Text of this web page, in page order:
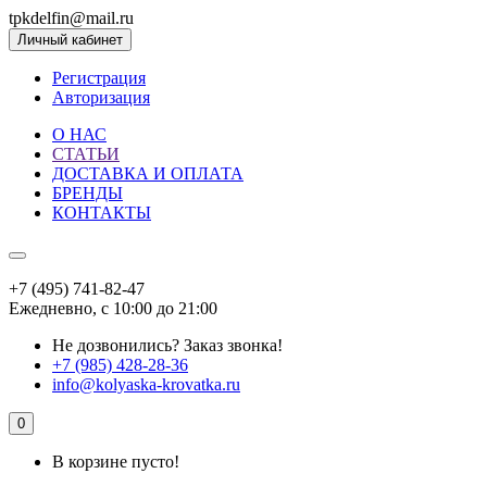
tpkdelfin@mail.ru
Личный кабинет
Регистрация
Авторизация
О НАС
СТАТЬИ
ДОСТАВКА И ОПЛАТА
БРЕНДЫ
КОНТАКТЫ
+7 (495) 741-82-47
Ежедневно, с 10:00 до 21:00
Не дозвонились? Заказ звонка!
+7 (985) 428-28-36
info@kolyaska-krovatka.ru
0
В корзине пусто!